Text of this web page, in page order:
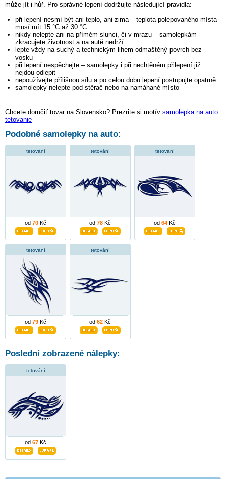
může jít i hůř. Pro správné lepení dodržujte následující pravidla:
při lepení nesmí být ani teplo, ani zima – teplota polepovaného místa
musí mít 15 °C až 30 °C
nikdy nelepte ani na přímém slunci, či v mrazu – samolepkám
zkracujete životnost a na autě nedrží
lepte vždy na suchý a technickým lihem odmaštěný povrch bez
vosku
při lepení nespěchejte – samolepky i při nechtěném přilepení již
nejdou odlepit
nepoužívejte přílišnou sílu a po celou dobu lepení postupujte opatrně
samolepky nelepte pod stěrač nebo na namáhané místo
Chcete doručiť tovar na Slovensko? Prezrite si motív samolepka na auto
tetovanie
Podobné samolepky na auto:
tetování
od 70 Kč
tetování
od 78 Kč
tetování
od 64 Kč
tetování
od 79 Kč
tetování
od 62 Kč
Poslední zobrazené nálepky:
tetování
od 67 Kč